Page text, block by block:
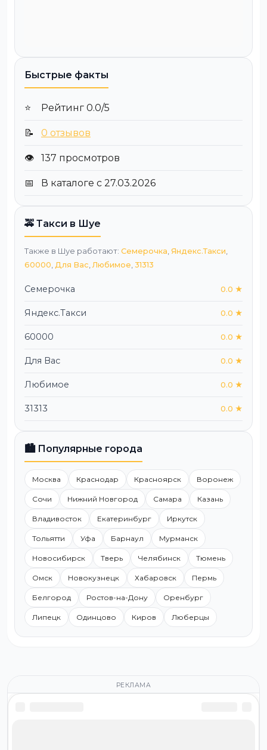
Быстрые факты
⭐ Рейтинг 0.0/5
📝 0 отзывов
👁️ 137 просмотров
📅 В каталоге с 27.03.2026
🚕 Такси в Шуе
Также в Шуе работают: Семерочка, Яндекс.Такси,
60000, Для Вас,Любимое, 31313
Семерочка 0.0 ★
Яндекс.Такси 0.0 ★
60000 0.0 ★
Для Вас 0.0 ★
Любимое 0.0 ★
31313 0.0 ★
🏙️ Популярные города
Москва Краснодар Красноярск Воронеж
Сочи Нижний Новгород Самара Казань
Владивосток Екатеринбург Иркутск
Тольятти Уфа Барнаул Мурманск
Новосибирск Тверь Челябинск Тюмень
Омск Новокузнецк Хабаровск Пермь
Белгород Ростов-на-Дону Оренбург
Липецк Одинцово Киров Люберцы
РЕКЛАМА